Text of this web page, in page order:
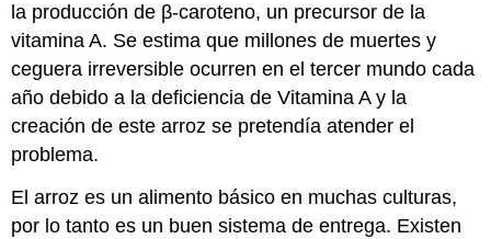
la producción de β-caroteno, un precursor de la
vitamina A. Se estima que millones de muertes y
ceguera irreversible ocurren en el tercer mundo cada
año debido a la deficiencia de Vitamina A y la
creación de este arroz se pretendía atender el
problema.
El arroz es un alimento básico en muchas culturas,
por lo tanto es un buen sistema de entrega. Existen